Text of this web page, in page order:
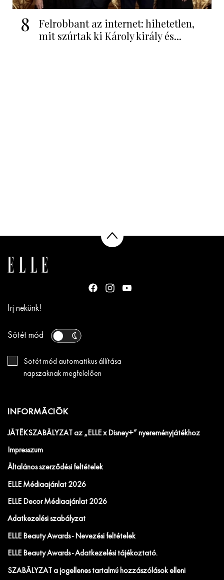
8
Felrobbant az internet: hihetetlen,
mit szúrtak ki Károly király és...
Írj nekünk!
Sötét mód
Sötét mód automatikus állítása
napszaknak megfelelően
INFORMÁCIÓK
JÁTÉKSZABÁLYZAT az „ELLE x Disney+” nyereményjátékhoz
Impresszum
Általános szerződési feltételek
ELLE Médiaajánlat 2026
ELLE Decor Médiaajánlat 2026
Adatkezelési szabályzat
ELLE Beauty Awards - Nevezési feltételek
ELLE Beauty Awards - Adatkezelési tájékoztató.
SZABÁLYZAT a jogellenes tartalmú hozzászólások elleni